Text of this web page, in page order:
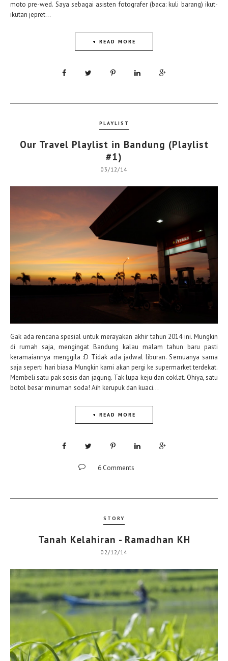
moto pre-wed. Saya sebagai asisten fotografer (baca: kuli barang) ikut-
ikutan jepret...
+ READ MORE
PLAYLIST
Our Travel Playlist in Bandung (Playlist
#1)
03/12/14
Gak ada rencana spesial untuk merayakan akhir tahun 2014 ini. Mungkin
di rumah saja, mengingat Bandung kalau malam tahun baru pasti
keramaiannya menggila :D Tidak ada jadwal liburan. Semuanya sama
saja seperti hari biasa. Mungkin kami akan pergi ke supermarket terdekat.
Membeli satu pak sosis dan jagung. Tak lupa keju dan coklat. Ohiya, satu
botol besar minuman soda! Aih kerupuk dan kuaci...
+ READ MORE
6 Comments
STORY
Tanah Kelahiran - Ramadhan KH
02/12/14